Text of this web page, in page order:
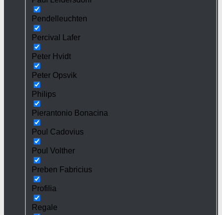
Pendelleuchten
Percival Lafer
Peter Hvidt
Peter Opsvik
Philips
Pierantonio Bonacina
Poul Cadovius
Poul Volther
Preben Fabricius
Profilia
Regale